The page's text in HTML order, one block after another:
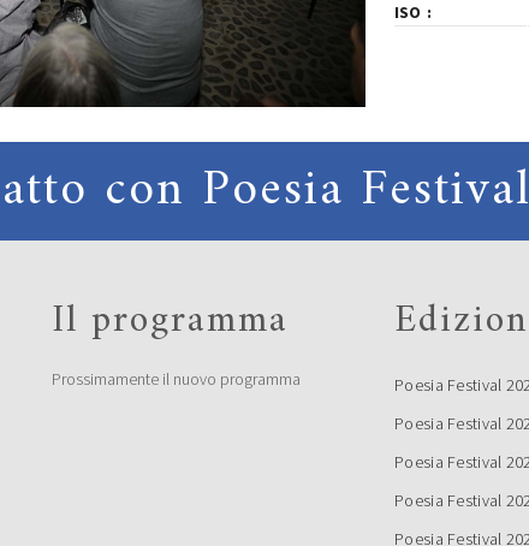
ISO
con Poesia Festival
Il programma
Prossimamente il nuovo programma
Poesia Festival
Poesia Festival
Poesia Festival
Poesia Festival
Poesia Festival